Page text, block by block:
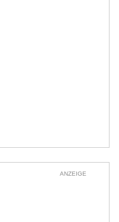
ANZEIGE